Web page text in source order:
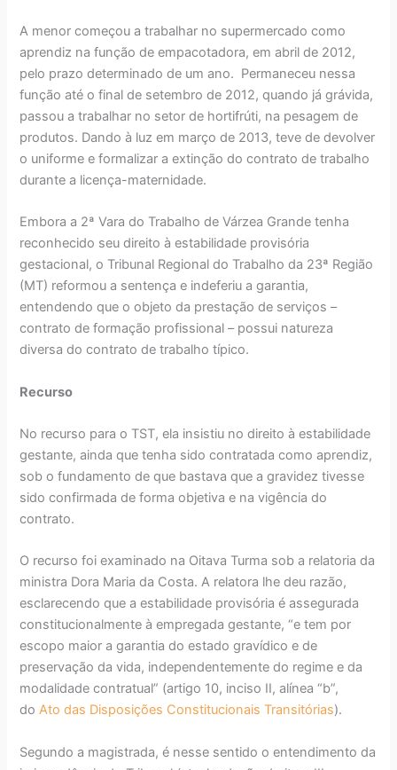
A menor começou a trabalhar no supermercado como
aprendiz na função de empacotadora, em abril de 2012,
pelo prazo determinado de um ano. Permaneceu nessa
função até o final de setembro de 2012, quando já grávida,
passou a trabalhar no setor de hortifrúti, na pesagem de
produtos. Dando à luz em março de 2013, teve de devolver
o uniforme e formalizar a extinção do contrato de trabalho
durante a licença-maternidade.
Embora a 2ª Vara do Trabalho de Várzea Grande tenha
reconhecido seu direito à estabilidade provisória
gestacional, o Tribunal Regional do Trabalho da 23ª Região
(MT) reformou a sentença e indeferiu a garantia,
entendendo que o objeto da prestação de serviços –
contrato de formação profissional – possui natureza
diversa do contrato de trabalho típico.
Recurso
No recurso para o TST, ela insistiu no direito à estabilidade
gestante, ainda que tenha sido contratada como aprendiz,
sob o fundamento de que bastava que a gravidez tivesse
sido confirmada de forma objetiva e na vigência do
contrato.
O recurso foi examinado na Oitava Turma sob a relatoria da
ministra Dora Maria da Costa. A relatora lhe deu razão,
esclarecendo que a estabilidade provisória é assegurada
constitucionalmente à empregada gestante, “e tem por
escopo maior a garantia do estado gravídico e de
preservação da vida, independentemente do regime e da
modalidade contratual” (artigo 10, inciso II, alínea “b”,
doAto das Disposições Constitucionais Transitórias).
Segundo a magistrada, é nesse sentido o entendimento da